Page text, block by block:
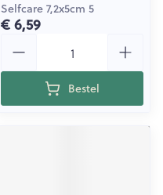
Selfcare 7,2x5cm 5
€ 6,59
Bestel